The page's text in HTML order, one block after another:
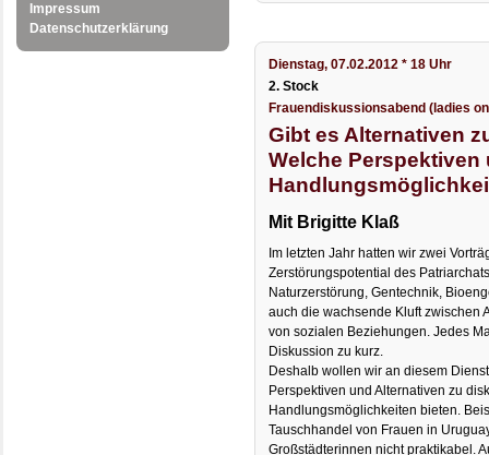
Impressum
Datenschutzerklärung
Dienstag, 07.02.2012 * 18 Uhr
2. Stock
Frauendiskussionsabend (ladies
Gibt es Alternativen
Welche Perspektiven
Mit Brigitte Klaß
Im letzten Jahr hatten wir zwei
Zerstörungspotential des
Naturzerstörung, Gentechnik,
auch die wachsende Kluft zwischen
von sozialen Beziehungen. Jedes
Diskussion zu kurz.
Deshalb wollen wir an diesem
Perspektiven und Alternativen zu
Handlungsmöglichkeiten bieten.
Tauschhandel von Frauen in
Großstädterinnen nicht praktikabel.